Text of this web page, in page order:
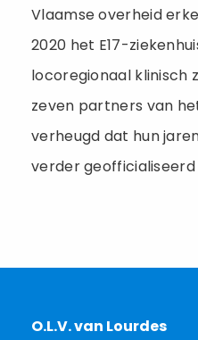
Vlaamse overheid
2020 het E17-
locoregionaal klinisch
zeven partners van
verheugd dat hun
verder
O.L.V. van Lourdes